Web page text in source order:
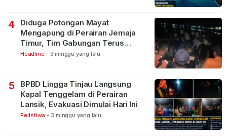
4
Diduga Potongan Mayat
Mengapung di Perairan Jemaja
Timur, Tim Gabungan Terus
Lakukan Pencarian
Headline - 3 minggu yang lalu
5
BPBD Lingga Tinjau Langsung
Kapal Tenggelam di Perairan
Lansik, Evakuasi Dimulai Hari Ini
Peristiwa - 3 minggu yang lalu